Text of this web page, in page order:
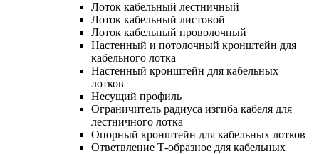
Лоток кабельный лестничный
Лоток кабельный листовой
Лоток кабельный проволочный
Настенный и потолочный кронштейн для
кабельного лотка
Настенный кронштейн для кабельных
лотков
Несущий профиль
Ограничитель радиуса изгиба кабеля для
лестничного лотка
Опорный кронштейн для кабельных лотков
Ответвление Т-образное для кабельных